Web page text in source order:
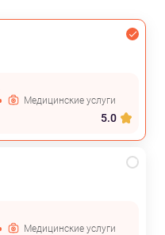
Медицинские услуги
5.0
Медицинские услуги